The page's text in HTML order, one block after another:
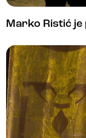
Marko Ristić